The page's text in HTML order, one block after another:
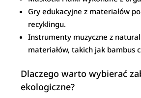
Gry edukacyjne z materiałów
recyklingu.
Instrumenty muzyczne z
materiałów, takich jak bambus
Dlaczego warto wybierać
ekologiczne?